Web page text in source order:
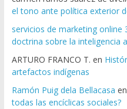
el tono ante política exterior
servicios de marketing online
doctrina sobre la inteligencia
ARTURO FRANCO T. en
artefactos indígenas
Ramón Puig dela Bellacasa en
todas las encíclicas sociales?